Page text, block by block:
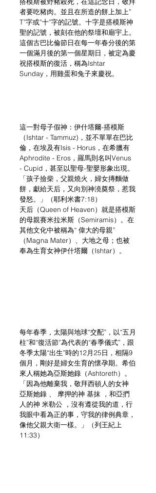
者要吃豬肉。並且在所造的餅上加上”
T”字或”十”字的記號。十字是搭模斯神
聖的記號，被刻在他的祭壇和廟宇上。
這個古巴比倫節日在每一年春分後的第
一個滿月後的第一個星期日，被定為慶
祝搭模斯的復活，稱為Ishtar
Sunday，用雞蛋和兔子來慶祝。
這一對母子假神：伊什塔爾-搭模斯
（Ishtar - Tammuz)，並不單單在巴比
倫，在埃及有Isis - Horus，在希臘有
Aphrodite - Eros，羅馬則名叫Venus
- Cupid，甚至以聖母-聖嬰形象出現。
「孩子撿柴，父親燒火，婦女摶麵做
餅，獻給天后，又向別神澆奠祭，惹我
發怒。」（耶利米書7:18）
天后（Queen of Heaven）就是搭模斯
的母親賽米拉米斯（Semiramis）。在
其他文化中被稱為“ 偉大的母親”
（Magna Mater）、大地之母；也被
奉為生育女神伊什塔爾（Ishtar）。
每年春季，太陽與地球“交配”，以“五月
柱”和“復活節”為代表的“春季儀式”，跟
冬季太陽“出生”時的12月25日，相隔9
個月，剛好是婦女生育的懷孕期。希伯
來人稱她為亞斯她錄（Ashtoreth）。
「因為他離棄我，敬拜西頓人的女神
亞斯她錄 、 摩押的神 基抹 ，和亞捫
人的神 米勒公 ，沒有遵從我的道，行
我眼中看為正的事，守我的律例典章，
像他父親大衛一樣。」（列王紀上
11:33）